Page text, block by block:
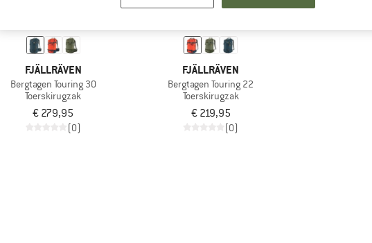
FJÄLLRÄVEN
Bergtagen Touring 30
Toerskirugzak
€ 279,95
(0)
FJÄLLRÄVEN
Bergtagen Touring 22
Toerskirugzak
€ 219,95
(0)